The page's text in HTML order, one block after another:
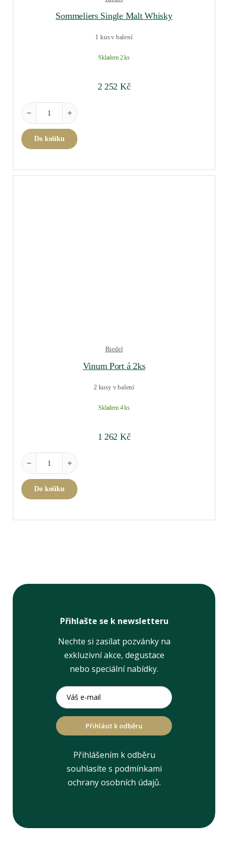
Sommeliers Single Malt Whisky
1 kus v balení
Skladem 2 ks
2 252 Kč
Sommeliers Single Malt Whisky množství
Do košíku
Riedel
Vinum Port á 2ks
2 kusy v balení
Skladem 4 ks
1 262 Kč
Vinum Port á 2ks množství
Do košíku
Přihlašte se k newsletteru
Nechte si zasílat pozvánky na
exkluzivní akce, degustace
nebo speciální nabídky.
Přihlásit k odběru
Přihlášením k odběru
souhlasíte s podmínkami
ochrany osobních údajů.